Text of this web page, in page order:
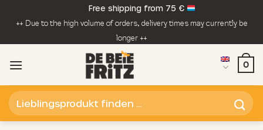
Free shipping from 75 €
++ Due to the high volume of orders, delivery times may currently be
longer ++
0
Search
for: